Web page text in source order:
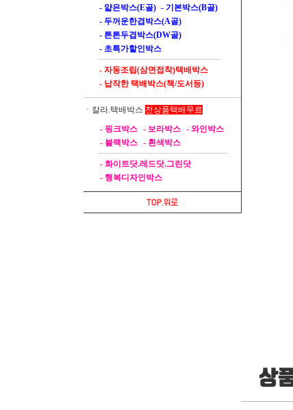
- 얇은박스(E골) - 기본박스(B골)
- 두꺼운한겹박스(A골)
- 튼튼두겹박스(DW골)
- 초특가할인박스
- 자동조립(삼면접착)택배박스
- 납작한 택배박스(책/도서등)
ㆍ칼라.택배박스 전상품택배무료
- 핑크박스 - 보라박스 - 와인박스
- 블랙박스 - 흰색박스
- 화이트닷.레드닷.그린닷
- 행복디자인박스